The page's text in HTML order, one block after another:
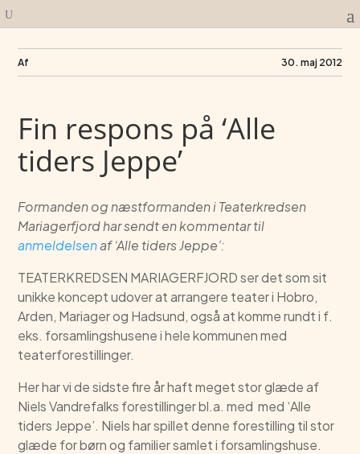
Af 30. maj 2012
Fin respons på ‘Alle
tiders Jeppe’
Formanden og næstformanden i Teaterkredsen
Mariagerfjord har sendt en kommentar til
anmeldelsenaf ‘Alle tiders Jeppe’:
TEATERKREDSEN MARIAGERFJORD ser det som sit
unikke koncept udover at arrangere teater i Hobro,
Arden, Mariager og Hadsund, også at komme rundt i f.
eks. forsamlingshusene i hele kommunen med
teaterforestillinger.
Her har vi de sidste fire år haft meget stor glæde af
Niels Vandrefalks forestillinger bl.a. med med ‘Alle
tiders Jeppe’. Niels har spillet denne forestilling til stor
glæde for børn og familier samlet i forsamlingshuse.